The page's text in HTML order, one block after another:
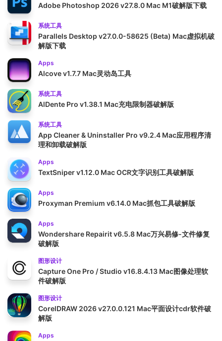
Adobe Photoshop 2026 v27.8.0 Mac M1破解版下载
系统工具
Parallels Desktop v27.0.0-58625 (Beta) Mac虚拟机破
解版下载
Apps
Alcove v1.7.7 Mac灵动岛工具
系统工具
AlDente Pro v1.38.1 Mac充电限制器破解版
系统工具
App Cleaner & Uninstaller Pro v9.2.4 Mac应用程序清
理和卸载破解版
Apps
TextSniper v1.12.0 Mac OCR文字识别工具破解版
Apps
Proxyman Premium v6.14.0 Mac抓包工具破解版
Apps
Wondershare Repairit v6.5.8 Mac万兴易修-文件修复
破解版
图形设计
Capture One Pro / Studio v16.8.4.13 Mac图像处理软
件破解版
图形设计
CorelDRAW 2026 v27.0.0.121 Mac平面设计cdr软件破
解版
Apps